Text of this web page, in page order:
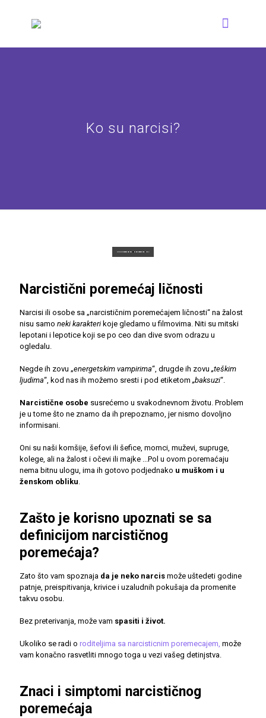
Ko su narcisi?
Narcistični poremećaj ličnosti
Narcisi ili osobe sa „narcističnim poremećajem ličnosti“ na žalost
nisu samo neki karakteri koje gledamo u filmovima. Niti su mitski
lepotani i lepotice koji se po ceo dan dive svom odrazu u
ogledalu.
Negde ih zovu „energetskim vampirima“, drugde ih zovu „teškim
ljudima“, kod nas ih možemo sresti i pod etiketom „baksuzi“.
Narcistične osobe susrećemo u svakodnevnom životu. Problem
je u tome što ne znamo da ih prepoznamo, jer nismo dovoljno
informisani.
Oni su naši komšije, šefovi ili šefice, momci, muževi, supruge,
kolege, ali na žalost i očevi ili majke ...Pol u ovom poremaćaju
nema bitnu ulogu, ima ih gotovo podjednako u muškom i u
ženskom obliku.
Zašto je korisno upoznati se sa
definicijom narcističnog
poremećaja?
Zato što vam spoznaja da je neko narcis može uštedeti godine
patnje, preispitivanja, krivice i uzaludnih pokušaja da promenite
takvu osobu.
Bez preterivanja, može vam spasiti i život.
Ukoliko se radi o roditeljima sa narcisticnim poremecajem, može
vam konačno rasvetliti mnogo toga u vezi vašeg detinjstva.
Znaci i simptomi narcističnog
poremećaja